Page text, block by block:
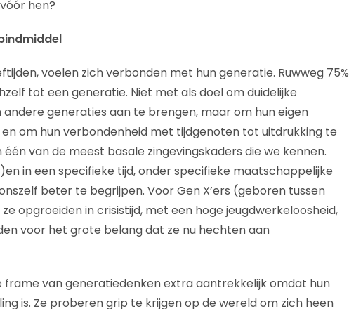
hen?
voelen zich verbonden met hun generatie. Ruwweg 75%
tot een generatie. Niet met als doel om duidelijke
andere generaties aan te brengen, maar om hun eigen
om hun verbondenheid met tijdgenoten tot uitdrukking te
van de meest basale zingevingskaders die we kennen.
in een specifieke tijd, onder specifieke maatschappelijke
beter te begrijpen. Voor Gen X’ers (geboren tussen
opgroeiden in crisistijd, met een hoge jeugdwerkeloosheid,
voor het grote belang dat ze nu hechten aan
frame van generatiedenken extra aantrekkelijk omdat hun
is. Ze proberen grip te krijgen op de wereld om zich heen